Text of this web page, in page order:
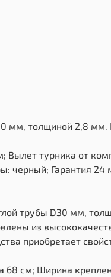
мм, толщиной 2,8 мм.
Вылет турника от
черный; Гарантия 24
трубы D30 мм,
из
приобретает
68 см; Ширина